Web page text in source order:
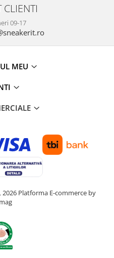
CLIENTI
09-17
MEU
2026 Platforma E-commerce by